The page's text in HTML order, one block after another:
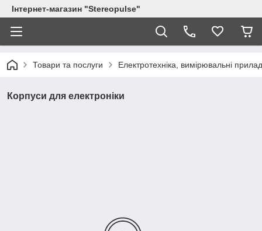
Інтернет-магазин "Stereopulse"
Товари та послуги Електротехніка, вимірювальні
Корпуси для електроніки